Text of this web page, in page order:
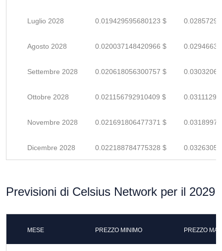
Luglio 2028 0.019429595680123 $
Agosto 2028 0.020037148420966 $
Settembre 2028 0.020618056300757 $
Ottobre 2028 0.021156792910409 $
Novembre 2028 0.021691806477371 $
Dicembre 2028 0.022188784775328 $
Previsioni di Celsius Network per il 2029
MESE PREZZO MINIMO PREZZO